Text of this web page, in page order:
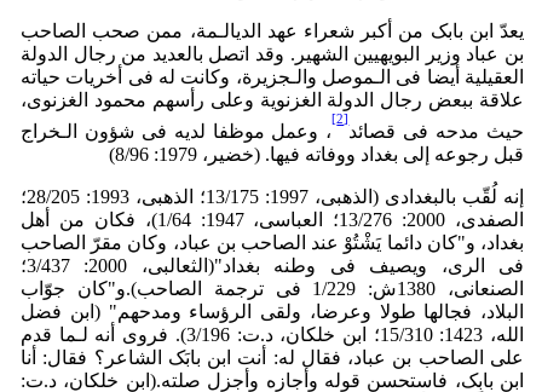
یعدّ ابن بابک من أکبر شعراء عهد الدیالـمة، ممن صحب الصاحب
بن عباد وزیر البویهیین الشهیر. وقد اتصل بالعدید من رجال الدولة
العقیلیة أیضا فی الـموصل والـجزیرة، وکانت له فی أخریات حیاته
علاقة ببعض رجال الدولة الغزنویة وعلى رأسهم محمود الغزنوی،
حیث مدحه فی قصائد
[2]
، وعمل موظفا لدیه فی شؤون الـخراج
قبل رجوعه إلى بغداد ووفاته فیها. (خضیر، 1979: 8/96)
إنه لُقّب بالبغدادی (الذهبی، 1997: 13/175؛ الذهبی، 1993: 28/205؛
الصفدی، 2000: 13/276؛ العباسی، 1947: 1/64)، فکان من أهل
بغداد، و"کان دائما یَشْتُوْ عند الصاحب بن عباد، وکان مقرّ الصاحب
فی الری، ویصیف فی وطنه بغداد"(الثعالبی، 2000: 3/437؛
الصنعانی، 1380ش: 1/229 فی ترجمة الصاحب).و"کان جوّاب
البلاد، فجالها طولا وعرضا، ولقی الرؤساء ومدحهم" (ابن فضل
الله، 1423: 15/310؛ ابن خلکان، د.ت: 3/196). فروی أنه لـما قدم
على الصاحب بن عباد، فقال له: أنت ابن بابَک الشاعر؟ فقال: أنا
ابن بابِک، فاستحسن قوله وأجازه وأجزل صلته.(ابن خلکان، د.ت: